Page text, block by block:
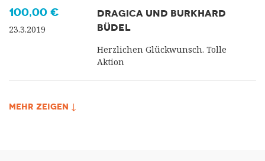
100,00 €
23.3.2019
DRAGICA UND BURKHARD
BÜDEL
Herzlichen Glückwunsch. Tolle
Aktion
MEHR ZEIGEN ↓